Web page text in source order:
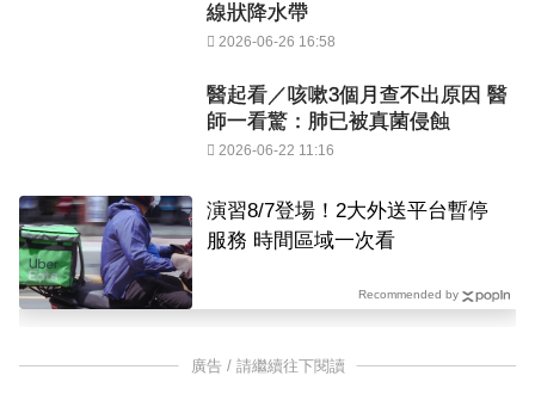
線狀降水帶
2026-06-26 16:58
醫起看／咳嗽3個月查不出原因 醫
師一看驚：肺已被真菌侵蝕
2026-06-22 11:16
演習8/7登場！2大外送平台暫停
服務 時間區域一次看
Recommended by
廣告 / 請繼續往下閱讀